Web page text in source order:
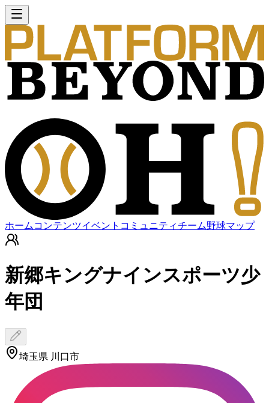
ホーム コンテンツイベント コミュニティチーム野球マップ
新郷キングナインスポーツ少
年団
埼玉県 川口市